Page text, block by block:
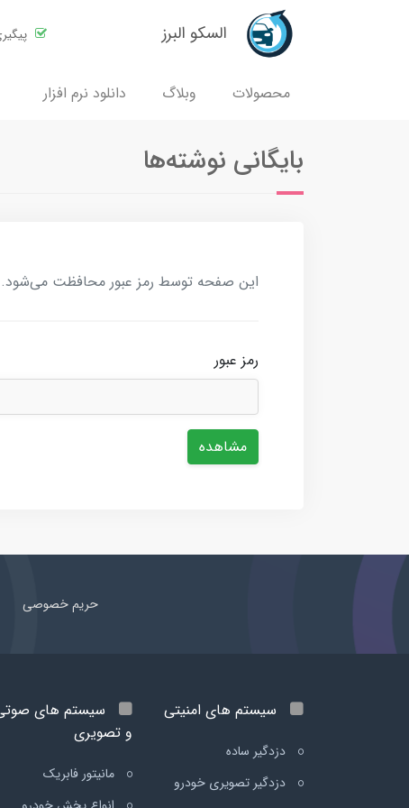
السکو البرز
محصولات وبلاگ دانلود نرم افزار
بایگانی نوشته‌ها
این صفحه توسط رمز عبور محافظت می‌شود.
رمز عبور
مشاهده
حریم خصوصی
سیستم های امنیتی
دزدگیر ساده
دزدگیر تصویری خودرو
سیستم های
و تصویری
مانیتور فابریک